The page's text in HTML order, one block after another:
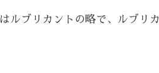
ルブリカントの略で、ルブリカ